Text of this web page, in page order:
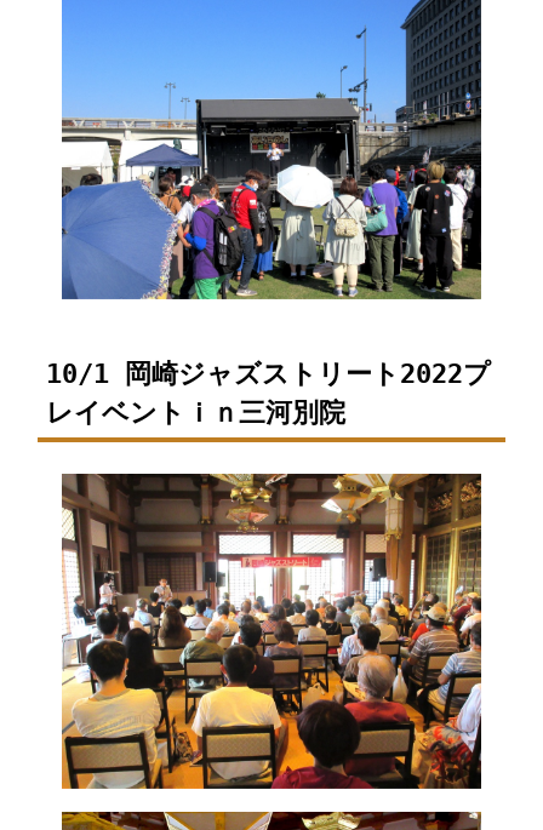
10/1 岡崎ジャズストリート2022プ
レイベントｉｎ三河別院